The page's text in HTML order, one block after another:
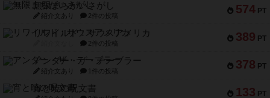
574 PT
無限まちがいさがし
紹介文あり 2件の投稿
389 PT
リワイルド：サウスアメリカ
2件の投稿
378 PT
アンダー・ザ・テーブラー
紹介文あり 1件の投稿
133 PT
宵と暁の呪文書